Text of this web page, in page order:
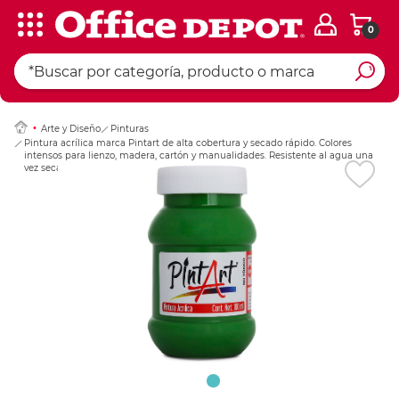
0
Arte y Diseño
Pinturas
Pintura acrílica marca Pintart de alta cobertura y secado rápido. Colores
intensos para lienzo, madera, cartón y manualidades. Resistente al agua una
vez seca.
Ingresar Codigo